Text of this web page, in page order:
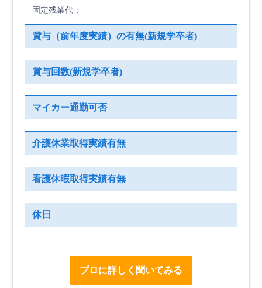
固定残業代：
賞与（前年度実績）の有無(新規学卒者)
賞与回数(新規学卒者)
マイカー通勤可否
介護休業取得実績有無
看護休暇取得実績有無
休日
プロに詳しく聞いてみる